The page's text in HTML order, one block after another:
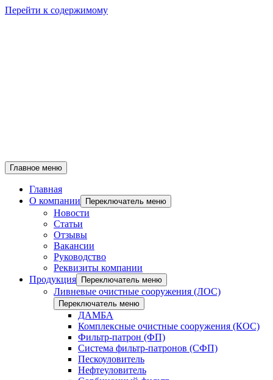
Перейти к содержимому
Главное меню
Главная
О компании
Переключатель меню
Новости
Статьи
Отзывы
Вакансии
Руководство
Реквизиты компании
Продукция
Переключатель меню
Ливневые очистные сооружения (ЛОС)
Переключатель меню
ДАМБА
Комплексные очистные сооружения (КОС)
Фильтр-патрон (ФП)
Система фильтр-патронов (СФП)
Пескоуловитель
Нефтеуловитель